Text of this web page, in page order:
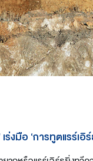
ร่งมือ ‘การทูตแรร์เอิร์